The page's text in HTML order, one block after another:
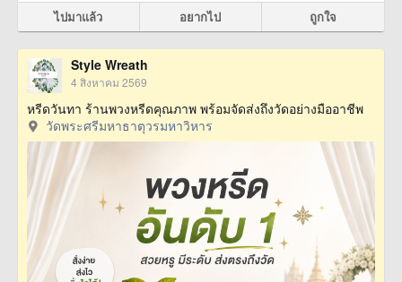
ไปมาแล้ว อยากไป ถูกใจ
Style Wreath
4 สิงหาคม 2569
หรีดวันทา ร้านพวงหรีดคุณภาพ พร้อมจัดส่งถึงวัดอย่างมืออาชีพ
วัดพระศรีมหาธาตุวรมหาวิหาร